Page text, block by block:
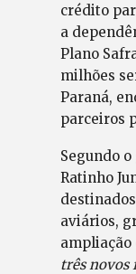
crédito
a
Plano
milhões
Paraná,
parceiros
Segundo
Ratinho
aviários,
ampliação
três novos